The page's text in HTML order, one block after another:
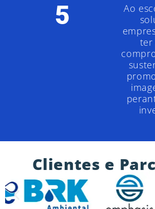
5
Ao
ter
Clientes e